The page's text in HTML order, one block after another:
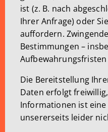
ist (z. B. nach
Ihrer Anfrage) oder
auffordern.
Bestimmungen –
Die Bereitstellung
Daten erfolgt
Informationen ist
unsererseits leider